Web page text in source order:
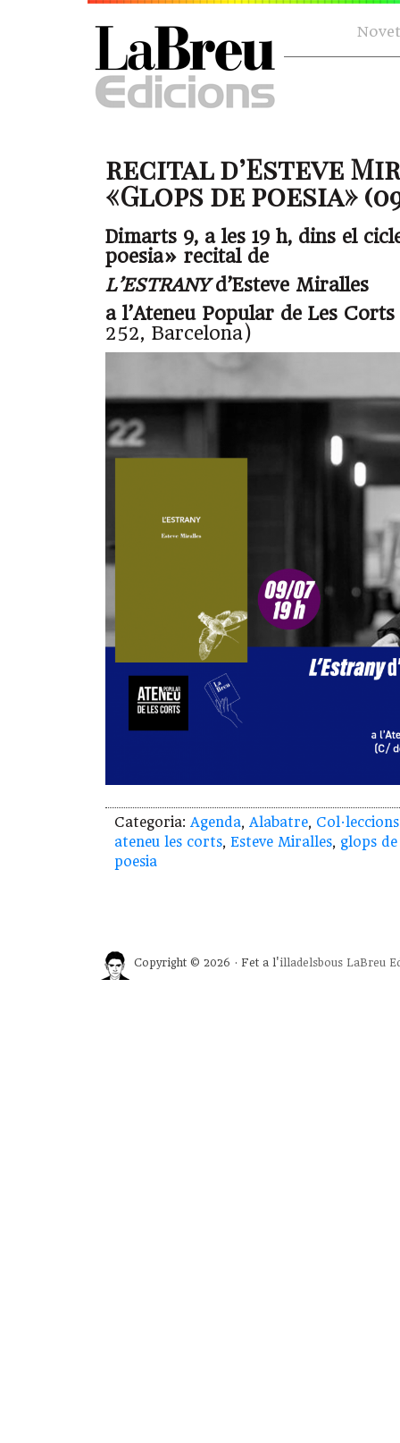
recital d’Esteve
«Glops de poesia»
Dimarts 9, a les 19 h, dins el
poesia» recital de
L’ESTRANYd’Esteve Miralles
a l’Ateneu Popular de Les Corts
252, Barcelona)
Categoria: Agenda, Alabatre, Col·leccions
ateneu les corts, Esteve Miralles, glops
poesia
Copyright © 2026 · Fet a l'illadelsbous LaBreu